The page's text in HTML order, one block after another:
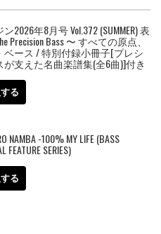
2026年8月号 Vol.372 (SUMMER) 表
Precision Bass 〜 すべての原点、
ベース / 特別付録小冊子[プレシ
支えた名曲楽譜集(全6曲)]付き
る
NAMBA -100% MY LIFE (BASS
FEATURE SERIES)
る